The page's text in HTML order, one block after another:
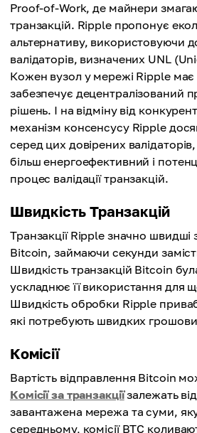
Proof-of-Work, де майнери
транзакцій. Ripple пропонує
альтернативу, використовуючи
валідаторів, визначених UNL
Кожен вузол у мережі Ripple
забезпечує децентралізований
рішень. І на відміну від
механізм консенсусу Ripple
серед цих довірених
більш енергоефективний і
процес валідації транзакцій.
Швидкість Транзакцій
Транзакції Ripple значно швидші
Bitcoin, займаючи секунди
Швидкість транзакцій Bitcoin
ускладнює її використання для
Швидкість обробки Ripple
які потребують швидких
Комісії
Вартість відправлення Bitcoin
Комісії за транзакціїзалежать
завантажена мережа та суми,
середньому, комісії BTC